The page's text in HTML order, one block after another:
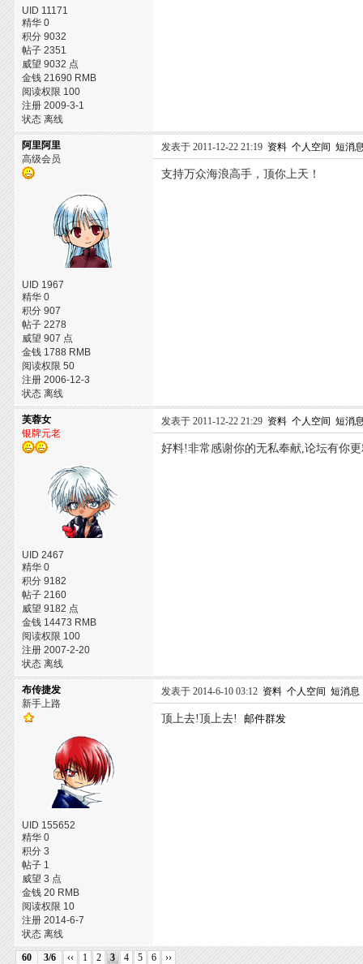
UID 11171
精华 0
积分 9032
帖子 2351
威望 9032 点
金钱 21690 RMB
阅读权限 100
注册 2009-3-1
状态 离线
阿里阿里
高级会员
UID 1967
精华 0
积分 907
帖子 2278
威望 907 点
金钱 1788 RMB
阅读权限 50
注册 2006-12-3
状态 离线
发表于 2011-12-22 21:19 资料 个人空间 短消
支持万众海浪高手，顶你上天！
芙蓉女
银牌元老
UID 2467
精华 0
积分 9182
帖子 2160
威望 9182 点
金钱 14473 RMB
阅读权限 100
注册 2007-2-20
状态 离线
发表于 2011-12-22 21:29 资料 个人空间 短消
好料!非常感谢你的无私奉献,论坛有你
布传捷发
新手上路
UID 155652
精华 0
积分 3
帖子 1
威望 3 点
金钱 20 RMB
阅读权限 10
注册 2014-6-7
状态 离线
发表于 2014-6-10 03:12 资料 个人空间 短消息
顶上去!顶上去! 邮件群发
60 3/6 ‹‹ 1 2 3 4 5 6 ››